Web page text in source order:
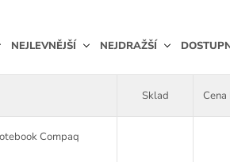
NEJLEVNĚJŠÍ NEJDRAŽŠÍ
Sklad Cena
Compaq